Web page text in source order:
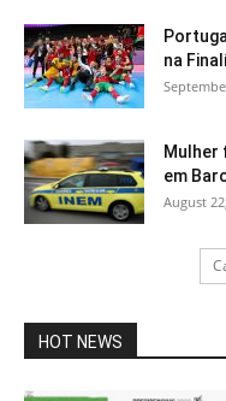
na
Mulher
em
August
HOT NEWS